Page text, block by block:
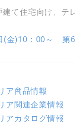
て住宅向け、テ
(金)10：00～ 第
ア商品情報
ア関連企業情報
アカタログ情報